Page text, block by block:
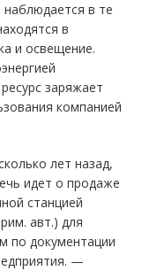
в те
в
и освещение.
заряжает
компанией
лет назад,
идет о продаже
станцией
авт.) для
по документации
—